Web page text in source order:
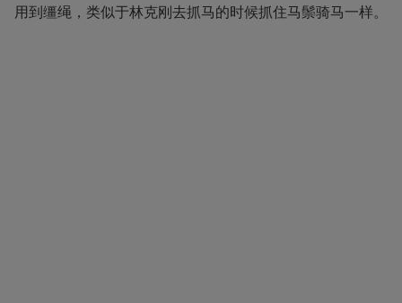
用到缰绳，类似于林克刚去抓马的时候抓住马鬃骑马一样。